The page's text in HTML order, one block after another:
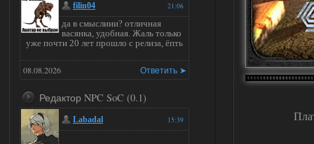
21:06
filin04
да в смыслиии? отличная
васянка, удобная. Жаль только
уже почти 20 лет прошло с релиза, ёпть
Ответить ➤
08.08.2026
Редактор NPC SoC (0.1)
15:39
Labadal